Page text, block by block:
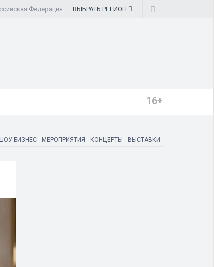
Федерация ВЫБРАТЬ РЕГИОН
16+
БИЗНЕС МЕРОПРИЯТИЯ КОНЦЕРТЫ ВЫСТАВКИ